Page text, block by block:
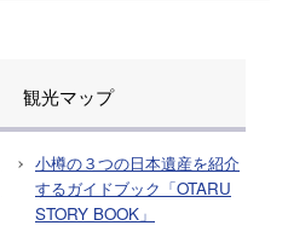
観光マップ
小樽の３つの日本遺産を紹介
するガイドブック「OTARU
STORY BOOK」